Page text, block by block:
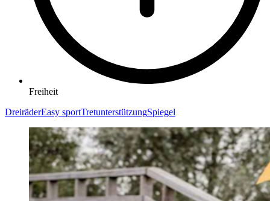
Freiheit
DreiräderEasy sportTretunterstützungSpiegel